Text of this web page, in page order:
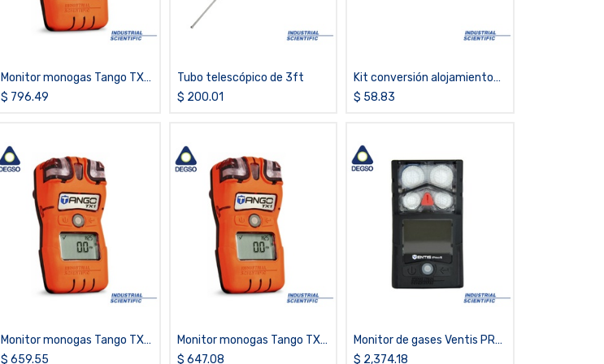
Monitor monogas Tango TX1
de CO/H2 bajo
$ 796.49
Tubo telescópico de 3ft
$ 200.01
Kit conversión alojamiento
de batería para Ventis MX4
$ 58.83
Monitor monogas Tango TX1
de H2S
$ 659.55
Monitor monogas Tango TX1
de CO
$ 647.08
Monitor de gases Ventis PRO
5, H2S,LEL,CO,O2, difusión,
$ 2,374.18